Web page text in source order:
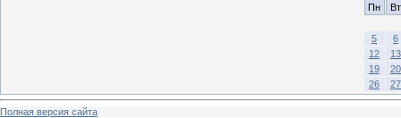
Пн
Вт
5
6
12
13
19
20
26
27
Полная версия сайта